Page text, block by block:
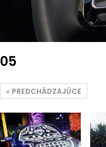
05
PREDCHÁDZAJÚCE